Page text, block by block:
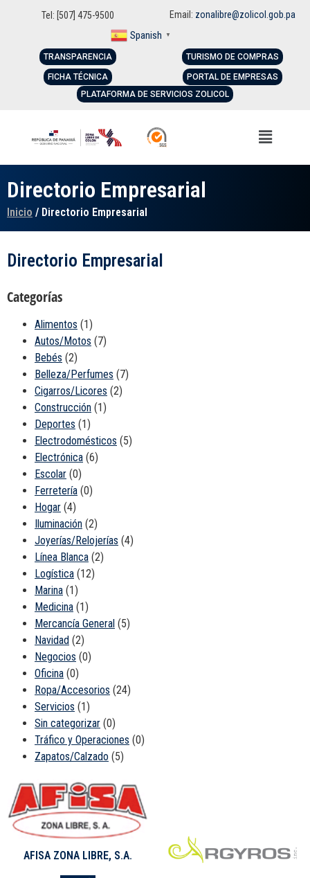
Tel: [507] 475-9500 Email: zonalibre@zolicol.gob.pa
Spanish ▼
TRANSPARENCIA
FICHA TÉCNICA
TURISMO DE COMPRAS
PORTAL DE EMPRESAS
PLATAFORMA DE SERVICIOS ZOLICOL
Directorio Empresarial
Inicio / Directorio Empresarial
Directorio Empresarial
Categorías
Alimentos (1)
Autos/Motos (7)
Bebés (2)
Belleza/Perfumes (7)
Cigarros/Licores (2)
Construcción (1)
Deportes (1)
Electrodomésticos (5)
Electrónica (6)
Escolar (0)
Ferretería (0)
Hogar (4)
Iluminación (2)
Joyerías/Relojerías (4)
Línea Blanca (2)
Logística (12)
Marina (1)
Medicina (1)
Mercancía General (5)
Navidad (2)
Negocios (0)
Oficina (0)
Ropa/Accesorios (24)
Servicios (1)
Sin categorizar (0)
Tráfico y Operaciones (0)
Zapatos/Calzado (5)
AFISA ZONA LIBRE, S.A.